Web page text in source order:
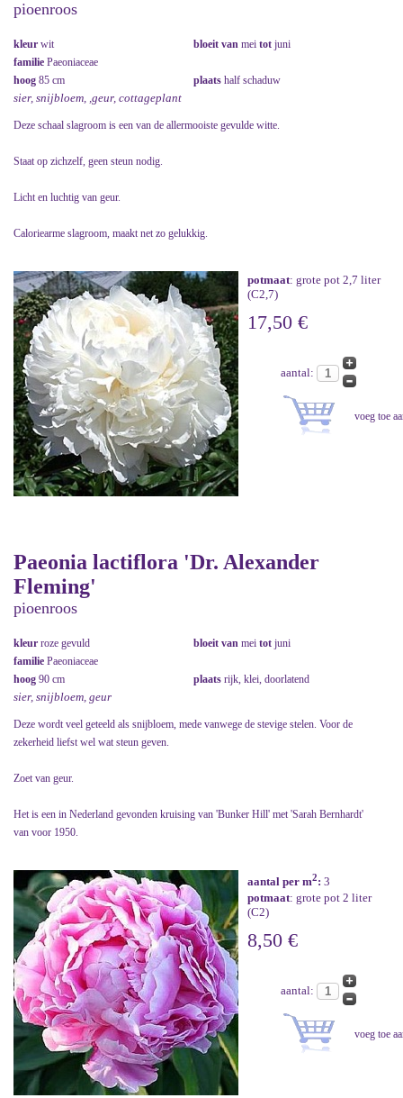
pioenroos
kleur wit bloeit van mei tot juni
familie Paeoniaceae
hoog 85 cm plaats half schaduw
sier, snijbloem, ,geur, cottageplant
Deze schaal slagroom is een van de allermooiste gevulde witte.
Staat op zichzelf, geen steun nodig.
Licht en luchtig van geur.
Caloriearme slagroom, maakt net zo gelukkig.
potmaat: grote pot 2,7 liter
(C2,7)
17,50 €
aantal:
Paeonia lactiflora 'Dr. Alexander
Fleming'
pioenroos
kleur roze gevuld bloeit van mei tot juni
familie Paeoniaceae
hoog 90 cm plaats rijk, klei, doorlatend
sier, snijbloem, geur
Deze wordt veel geteeld als snijbloem, mede vanwege de stevige stelen. Voor de
zekerheid liefst wel wat steun geven.
Zoet van geur.
Het is een in Nederland gevonden kruising van 'Bunker Hill' met 'Sarah Bernhardt'
van voor 1950.
aantal per m2: 3
potmaat: grote pot 2 liter
(C2)
8,50 €
aantal: